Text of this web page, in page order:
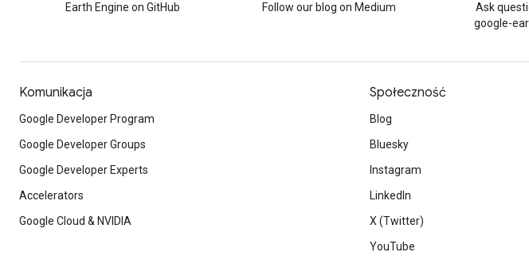
Earth Engine on GitHub Follow our blog on Medium
Ask
google-
Komunikacja
Google Developer Program
Google Developer Groups
Google Developer Experts
Accelerators
Google Cloud & NVIDIA
Społeczność
Blog
Bluesky
Instagram
LinkedIn
X (Twitter)
YouTube